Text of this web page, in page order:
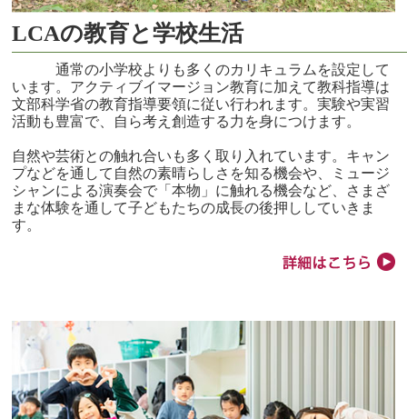
LCAの教育と学校生活
通常の小学校よりも多くのカリキュラムを設定して
います。アクティブイマージョン教育に加えて教科指導は
文部科学省の教育指導要領に従い行われます。実験や実習
活動も豊富で、自ら考え創造する力を身につけます。
自然や芸術との触れ合いも多く取り入れています。キャン
プなどを通して自然の素晴らしさを知る機会や、ミュージ
シャンによる演奏会で「本物」に触れる機会など、さまざ
まな体験を通して子どもたちの成長の後押ししていきま
す。